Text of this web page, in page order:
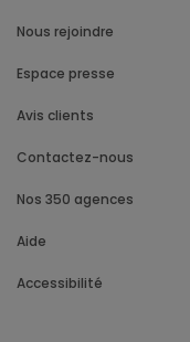
Nous rejoindre
Espace presse
Avis clients
Contactez-nous
Nos 350 agences
Aide
Accessibilité